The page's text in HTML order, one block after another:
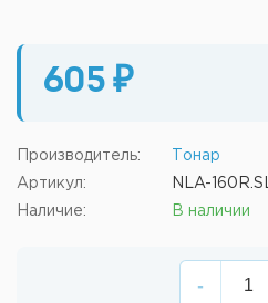
605 ₽
Производитель: Тонар
Артикул: NLA-160R.SL
Наличие: В наличии
-